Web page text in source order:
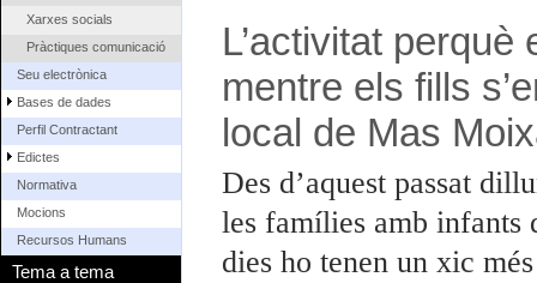
Xarxes socials
Pràctiques comunicació
Seu electrònica
Bases de dades
Perfil Contractant
Edictes
Normativa
Mocions
Recursos Humans
Tema a tema
L’activitat
mentre els fills
local de Mas
Des d’aquest passat
les famílies amb infants
dies ho tenen un xic